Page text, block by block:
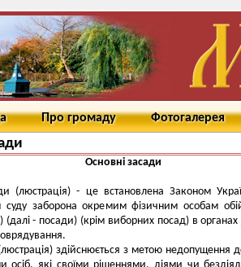
Про громаду Фотогалерея
Основні засади
(люстрація) - це встановлена Законом
заборона окремим фізичним особам
(далі - посади) (крім виборних посад) в
здійснюється з метою недопущення до